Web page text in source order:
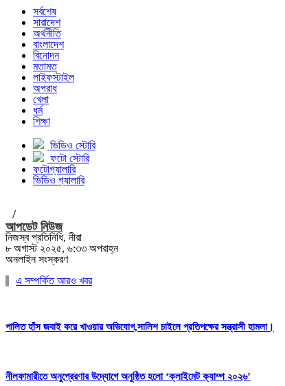
সর্বশেষ
সারাদেশ
অর্থনীতি
বাংলাদেশ
বিনোদন
মতামত
লাইফস্টাইল
অপরাধ
খেলা
ধর্ম
শিক্ষা
ভিডিও স্টোরি
ফটো স্টোরি
ফটোগ্যালারি
ভিডিও গ্যালারি
/
আপডেট নিউজ
নিজস্ব প্রতিনিধি, নীরা
৮ অগাস্ট ২০২৫, ৬:৩৩ অপরাহ্ন
অনলাইন সংস্করণ
এ সম্পর্কিত আরও খবর
পালিত হাঁস জবাই করে খাওয়ার অভিযোগ,সালিশ চাইলে প্রতিপক্ষের সন্ত্রাসী হামলা।
নীলফামারীতে অনুপ্রেরণার উদ্যোগে অনুষ্ঠিত হলো ‘ক্লাইমেট ক্যাম্প ২০২৬’